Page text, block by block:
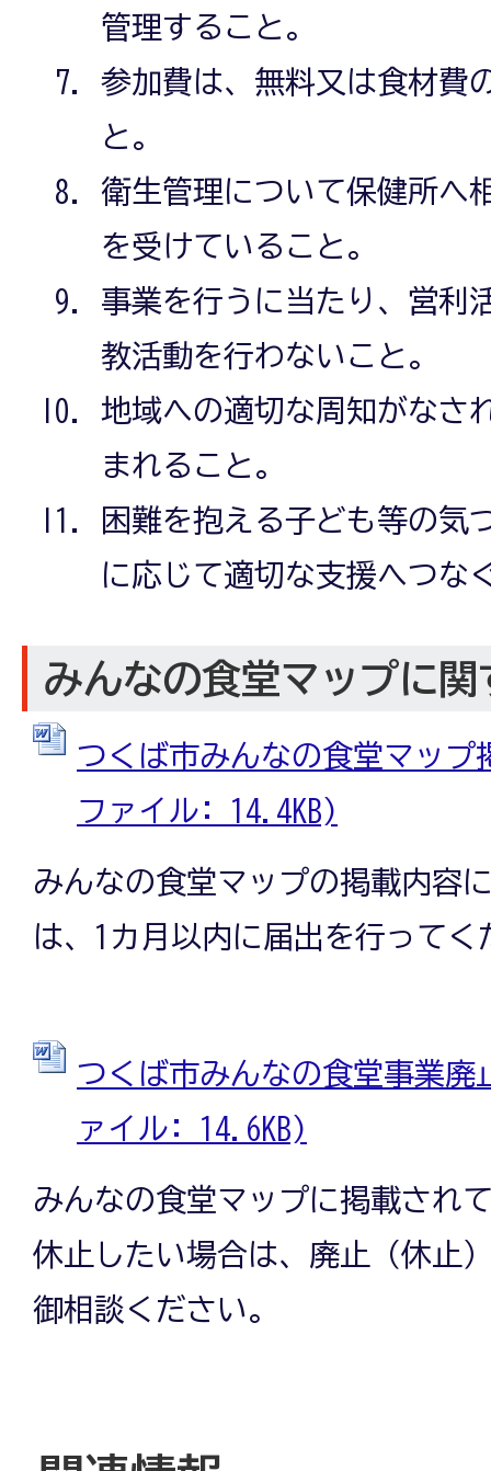
管理すること。
参加費は、無料又は食材費
と。
衛生管理について保健所へ
を受けていること。
事業を行うに当たり、営利
教活動を行わないこと。
地域への適切な周知がなさ
まれること。
困難を抱える子ども等の気
に応じて適切な支援へつな
みんなの食堂マップに関
つくば市みんなの食堂マップ
ファイル: 14.4KB)
みんなの食堂マップの掲載内容
は、1カ月以内に届出を行ってく
つくば市みんなの食堂事業廃
ァイル: 14.6KB)
みんなの食堂マップに掲載され
休止したい場合は、廃止（休止
御相談ください。